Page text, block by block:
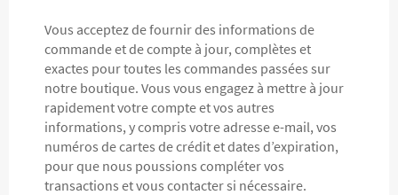
Vous acceptez de fournir des informations de
commande et de compte à jour, complètes et
exactes pour toutes les commandes passées sur
notre boutique. Vous vous engagez à mettre à jour
rapidement votre compte et vos autres
informations, y compris votre adresse e-mail, vos
numéros de cartes de crédit et dates d’expiration,
pour que nous poussions compléter vos
transactions et vous contacter si nécessaire.